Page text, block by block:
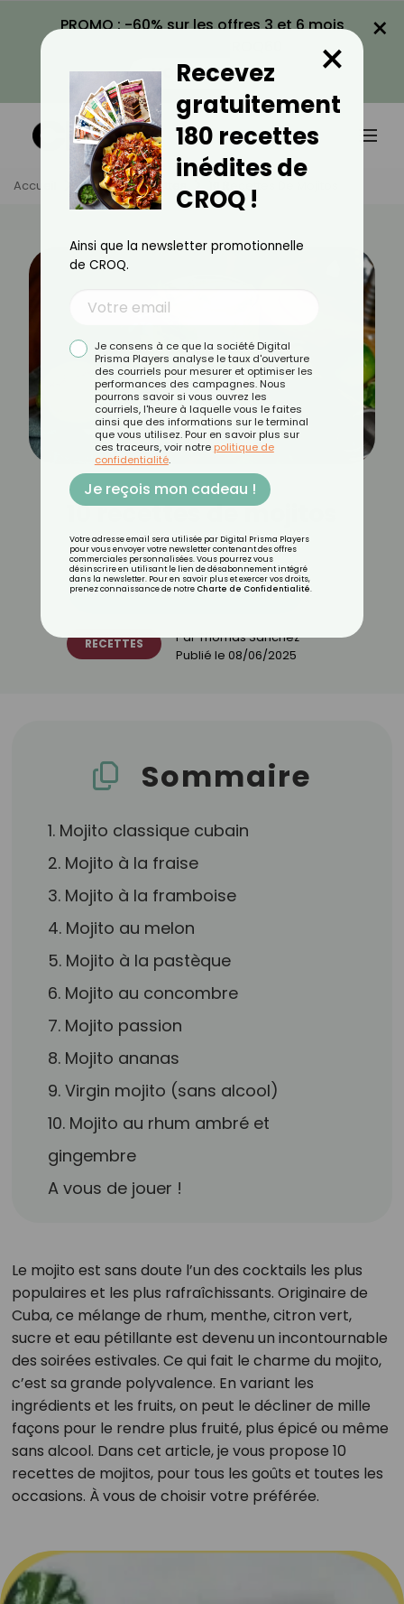
PROMO : -60% sur les offres 3 et 6 mois
VOIR LA PROMO
×
Accueil Actus Recettes 10 Recettes De Mojitos
10 recettes de mojitos
Découvrez les 11 menus CROQ
RECETTES ParThomas Sanchez
Publié le 08/06/2025
Sommaire
1. Mojito classique cubain
2. Mojito à la fraise
3. Mojito à la framboise
4. Mojito au melon
5. Mojito à la pastèque
6. Mojito au concombre
7. Mojito passion
8. Mojito ananas
9. Virgin mojito (sans alcool)
10. Mojito au rhum ambré et
gingembre
A vous de jouer !
Le mojito est sans doute l’un des cocktails les plus
populaires et les plus rafraîchissants. Originaire de
Cuba, ce mélange de rhum, menthe, citron vert,
sucre et eau pétillante est devenu un incontournable
des soirées estivales. Ce qui fait le charme du mojito,
c’est sa grande polyvalence. En variant les
ingrédients et les fruits, on peut le décliner de mille
façons pour le rendre plus fruité, plus épicé ou même
sans alcool. Dans cet article, je vous propose 10
recettes de mojitos, pour tous les goûts et toutes les
occasions. À vous de choisir votre préférée.
Recevez
gratuitement
180 recettes
inédites de
CROQ !
×
Ainsi que la newsletter promotionnelle
de CROQ.
Je consens à ce que la société Digital
Prisma Players analyse le taux d'ouverture
des courriels pour mesurer et optimiser les
performances des campagnes. Nous
pourrons savoir si vous ouvrez les
courriels, l'heure à laquelle vous le faites
ainsi que des informations sur le terminal
que vous utilisez. Pour en savoir plus sur
ces traceurs, voir notre politique de
confidentialité.
Je reçois mon cadeau !
Votre adresse email sera utilisée par Digital Prisma Players
pour vous envoyer votre newsletter contenant des offres
commerciales personnalisées. Vous pourrez vous
désinscrire en utilisant le lien de désabonnement intégré
dans la newsletter. Pour en savoir plus et exercer vos droits,
prenez connaissance de notre Charte de Confidentialité.